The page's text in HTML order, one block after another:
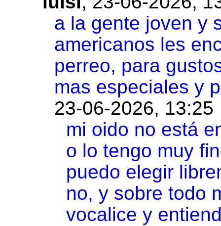
a la gente joven y
americanos les
perreo, para
mas especiales y
23-06-2026, 13:25
mi oido no está
o lo tengo muy
puedo elegir
no, y sobre todo
vocalice y